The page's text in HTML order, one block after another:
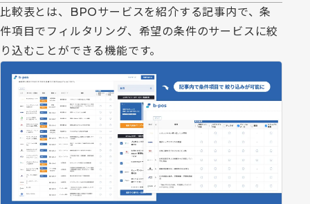
比較表とは、BPOサービスを紹介する記事内で、条
件項目でフィルタリング、希望の条件のサービスに絞
り込むことができる機能です。